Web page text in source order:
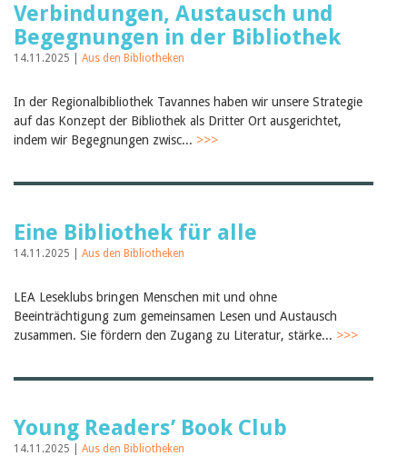
Verbindungen, Austausch und
Begegnungen in der Bibliothek
14.11.2025 | Aus den Bibliotheken
In der Regionalbibliothek Tavannes haben wir unsere Strategie
auf das Konzept der Bibliothek als Dritter Ort ausgerichtet,
indem wir Begegnungen zwisc... >>>
Eine Bibliothek für alle
14.11.2025 | Aus den Bibliotheken
LEA Leseklubs bringen Menschen mit und ohne
Beeinträchtigung zum gemeinsamen Lesen und Austausch
zusammen. Sie fördern den Zugang zu Literatur, stärke... >>>
Young Readers’ Book Club
14.11.2025 | Aus den Bibliotheken